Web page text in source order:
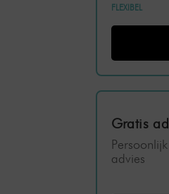
FLEXIBEL
Gratis
advies